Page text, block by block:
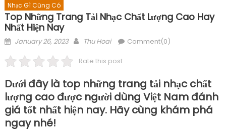
Nhạc Gì Cũng Có
Top Những Trang Tải Nhạc Chất Lượng Cao Hay
Nhất Hiện Nay
Posted
January 26, 2023 Author
Thu Hoai Comment(0)
Rate this post
Dưới đây là top những trang tải nhạc chất
lượng cao được người dùng Việt Nam đánh
giá tốt nhất hiện nay. Hãy cùng khám phá
ngay nhé!